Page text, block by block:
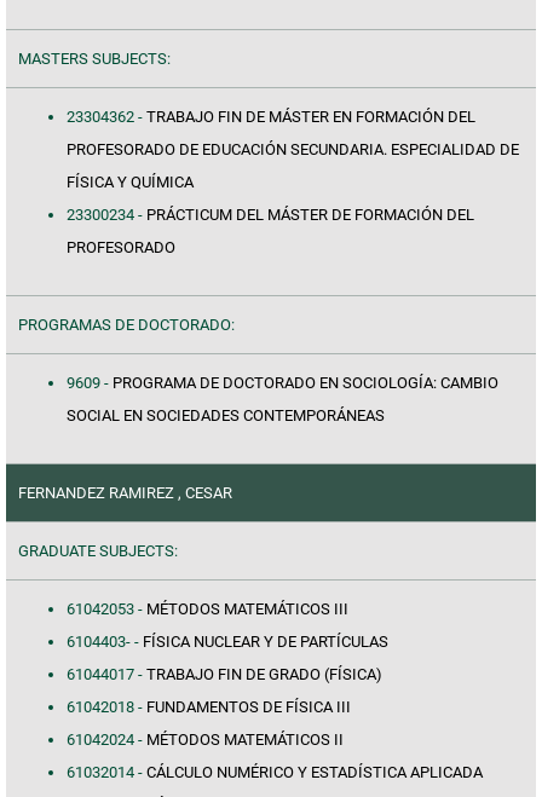
MASTERS SUBJECTS:
23304362 - TRABAJO FIN DE MÁSTER EN FORMACIÓN DEL
PROFESORADO DE EDUCACIÓN SECUNDARIA. ESPECIALIDAD DE
FÍSICA Y QUÍMICA
23300234 - PRÁCTICUM DEL MÁSTER DE FORMACIÓN DEL
PROFESORADO
PROGRAMAS DE DOCTORADO:
9609 - PROGRAMA DE DOCTORADO EN SOCIOLOGÍA: CAMBIO
SOCIAL EN SOCIEDADES CONTEMPORÁNEAS
FERNANDEZ RAMIREZ , CESAR
GRADUATE SUBJECTS:
61042053 - MÉTODOS MATEMÁTICOS III
6104403- - FÍSICA NUCLEAR Y DE PARTÍCULAS
61044017 - TRABAJO FIN DE GRADO (FÍSICA)
61042018 - FUNDAMENTOS DE FÍSICA III
61042024 - MÉTODOS MATEMÁTICOS II
61032014 - CÁLCULO NUMÉRICO Y ESTADÍSTICA APLICADA